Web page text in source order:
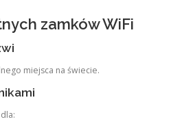
zamków WiFi
miejsca na świecie.